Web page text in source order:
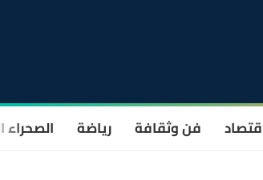
فن وثقافة رياضة الصحراء